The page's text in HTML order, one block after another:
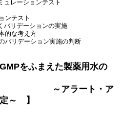
ュレーションテスト
ンテスト
バリデーションの実施
的な考え方
バリデーション実施の判断
をふまえた製薬用水の
ート・ア
～ 】